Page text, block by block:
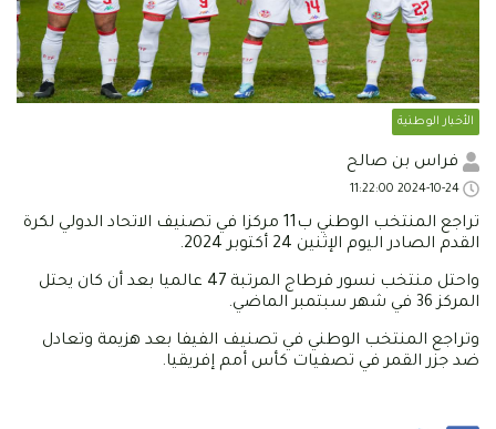
Sports 24
الأخبار الوطنية
فراس بن صالح
تراجع المنتخب الوطني ب11 مركزا في تصنيف الاتحاد الدولي لكرة
القدم الصادر اليوم الإثنين 24 أكتوبر 2024.
واحتل منتخب نسور قرطاج المرتبة 47 عالميا بعد أن كان يحتل
المركز 36 في شهر سبتمبر الماضي.
وتراجع المنتخب الوطني في تصنيف الفيفا بعد هزيمة وتعادل
ضد جزر القمر في تصفيات كأس أمم إفريقيا.